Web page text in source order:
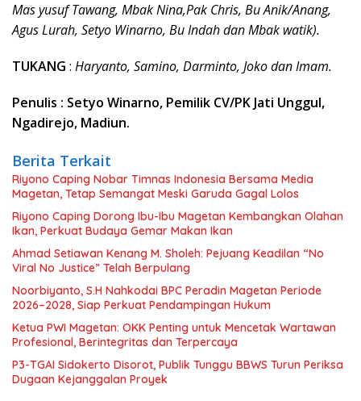
Mas yusuf Tawang, Mbak Nina,Pak Chris, Bu Anik/Anang,
Agus Lurah, Setyo Winarno, Bu Indah dan Mbak watik).
TUKANG : Haryanto, Samino, Darminto, Joko dan Imam.
Penulis : Setyo Winarno, Pemilik CV/PK Jati Unggul,
Ngadirejo, Madiun.
Berita Terkait
Riyono Caping Nobar Timnas Indonesia Bersama Media
Magetan, Tetap Semangat Meski Garuda Gagal Lolos
Riyono Caping Dorong Ibu-Ibu Magetan Kembangkan Olahan
Ikan, Perkuat Budaya Gemar Makan Ikan
Ahmad Setiawan Kenang M. Sholeh: Pejuang Keadilan “No
Viral No Justice” Telah Berpulang
Noorbiyanto, S.H Nahkodai BPC Peradin Magetan Periode
2026–2028, Siap Perkuat Pendampingan Hukum
Ketua PWI Magetan: OKK Penting untuk Mencetak Wartawan
Profesional, Berintegritas dan Terpercaya
P3-TGAI Sidokerto Disorot, Publik Tunggu BBWS Turun Periksa
Dugaan Kejanggalan Proyek